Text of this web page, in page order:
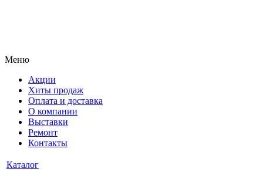
Меню
Акции
Хиты продаж
Оплата и доставка
О компании
Выставки
Ремонт
Контакты
Каталог